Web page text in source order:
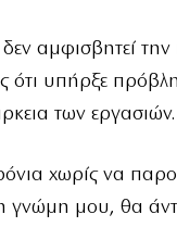
αμφισβητεί την
ότι υπήρξε
των εργασιών.
χωρίς να
γνώμη μου, θα